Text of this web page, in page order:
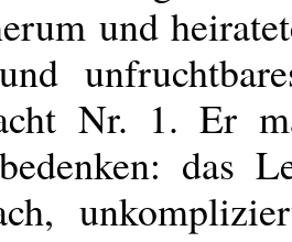
und
Nr. 1. Er
das